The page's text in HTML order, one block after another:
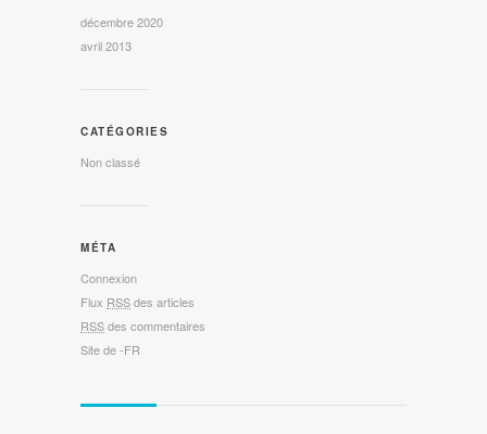
décembre 2020
avril 2013
CATÉGORIES
Non classé
MÉTA
Connexion
Flux RSSdes articles
RSSdes commentaires
Site de -FR